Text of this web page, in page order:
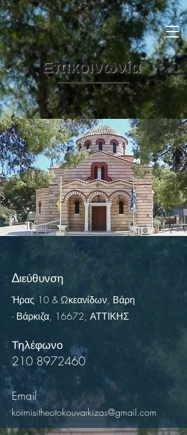
Επικοινωνία
Διεύθυνση
Ήρας 10 & Ωκεανίδων, Βάρη
- Βάρκιζα, 16672, ΑΤΤΙΚΗΣ
Τηλέφωνο
210 8972460
Email
koimisitheotokouvarkizas@gmail.com